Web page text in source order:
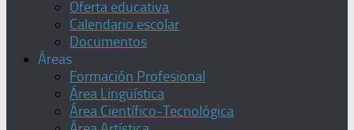
Oferta educativa
Calendario escolar
Documentos
Áreas
Formación Profesional
Área Lingüística
Área Científico-Tecnológica